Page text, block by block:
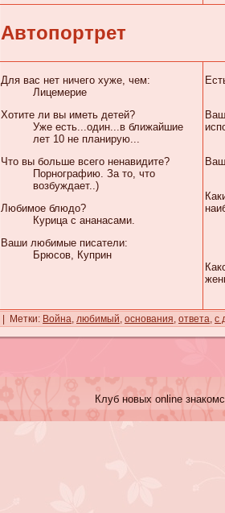
Автопортрет
Для вас нет ничего хуже, чем:
Лицемерие
Хотите ли вы иметь детей?
Уже есть...один...в ближайшие
лет 10 не планирую...
Что вы больше всего ненавидите?
Порнографию. За то, что
возбуждает..)
Любимое блюдо?
Курица с ананасами.
Ваши любимые писатели:
Брюсов, Куприн
| Метки: Война, любимый, основания, ответа, с
Клуб новых online